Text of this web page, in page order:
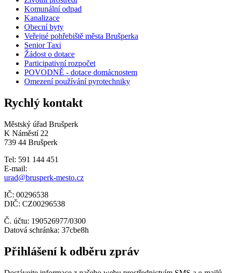
Komunální odpad
Kanalizace
Obecní byty
Veřejné pohřebiště města Brušperka
Senior Taxi
Žádost o dotace
Participativní rozpočet
POVODNĚ - dotace domácnostem
Omezení používání pyrotechniky
Rychlý kontakt
Městský úřad Brušperk
K Náměstí 22
739 44 Brušperk
Tel: 591 144 451
E-mail:
urad@brusperk-mesto.cz
IČ: 00296538
DIČ: CZ00296538
Č. účtu: 190526977/0300
Datová schránka: 37cbe8h
Přihlášení k odběru zpráv